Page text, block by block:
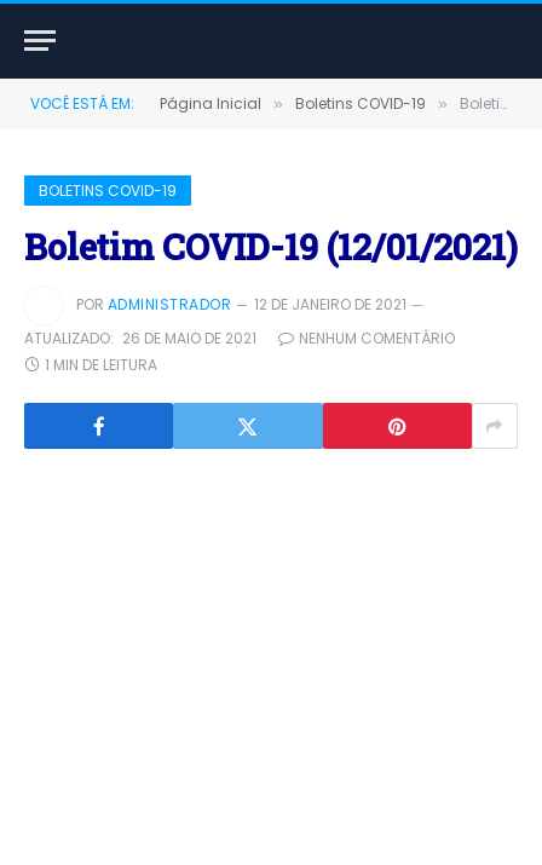
VOCÊ ESTÁ EM: Página Inicial » Boletins COVID-19 » Boletim COVID-19 (12/01/2021)
BOLETINS COVID-19
Boletim COVID-19 (12/01/2021)
POR ADMINISTRADOR
12 DE JANEIRO DE 2021
ATUALIZADO: 26 DE MAIO DE 2021
NENHUM COMENTÁRIO
1 MIN DE LEITURA